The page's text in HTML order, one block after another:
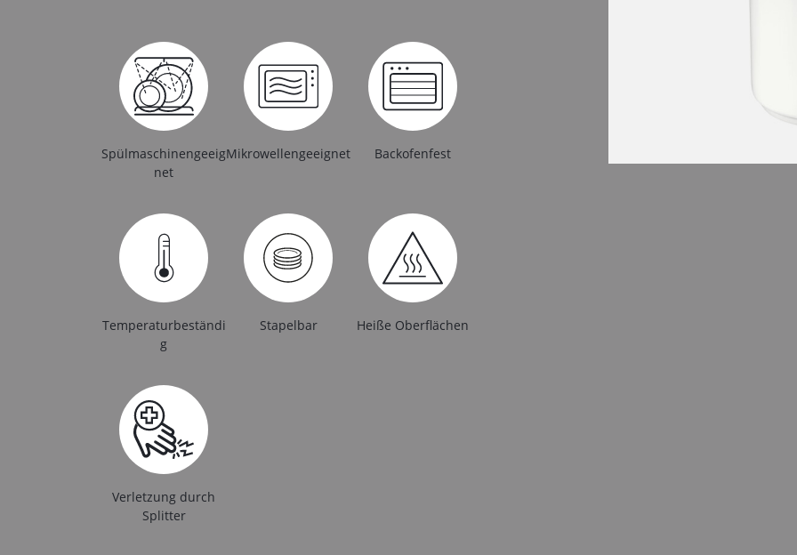
Spülmaschinengeeig
net
Mikrowellengeeignet Backofenfest
Temperaturbeständi
g
Stapelbar Heiße Oberflächen
Verletzung durch
Splitter